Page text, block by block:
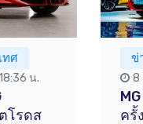
ทศ
น.
โรดส
ข่
8
ครั้